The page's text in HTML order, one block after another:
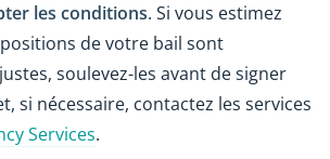
les conditions. Si vous estimez
de votre bail sont
soulevez-les avant de signer
si nécessaire, contactez les services
Services.